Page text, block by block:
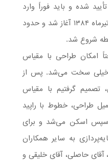
شده و باید فوراً وارد
فاز طراحی شویم. طراحی از تیرماه ۱۳۸۴ آغاز شد و حدود
شروع شد.
امکان طراحی با مقیاس
سخت می‌شد. پس از
تصمیم گرفتیم با مقیاس
طراحی، خطوط با راپید
سپس اسکن می‌شد و برای
به سایر همکاران
حاصلی، آقای خلیقی و